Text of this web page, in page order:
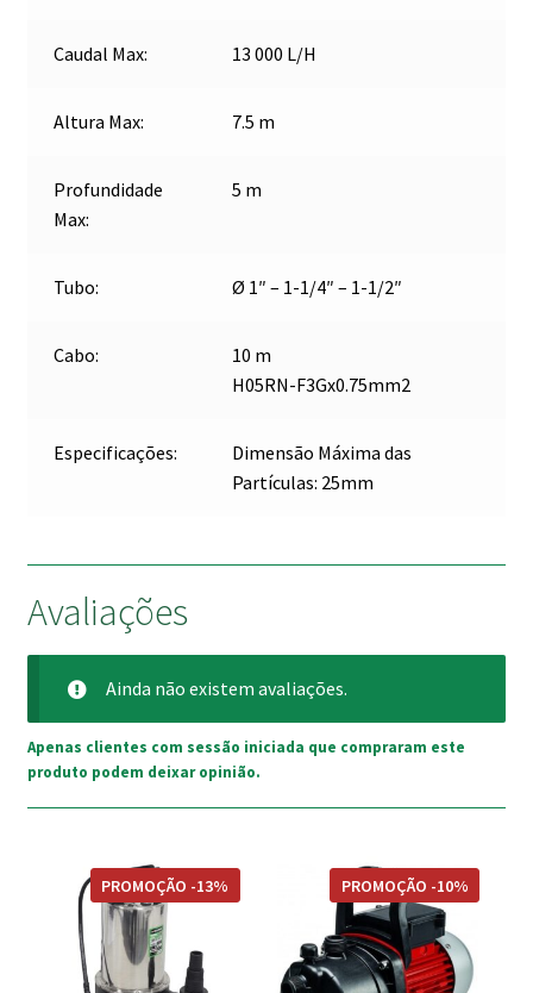
Caudal Max: 13 000 L/H
Altura Max: 7.5 m
Profundidade
Max:
5 m
Tubo: Ø 1″ – 1-1/4″ – 1-1/2″
Cabo:
10 m
H05RN-F3Gx0.75mm2
Especificações:
Dimensão Máxima das
Partículas: 25mm
Avaliações
Ainda não existem avaliações.
Apenas clientes com sessão iniciada que compraram este
produto podem deixar opinião.
PROMOÇÃO -13% PROMOÇÃO -10%